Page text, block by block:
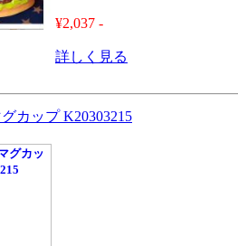
¥2,037 -
詳しく見る
カップ K20303215